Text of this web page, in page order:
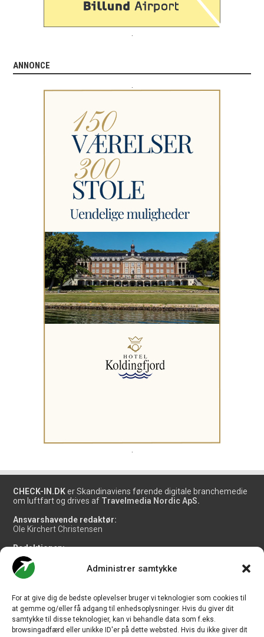
Administrer samtykke
For at give dig de bedste oplevelser bruger vi teknologier som cookies til
at gemme og/eller få adgang til enhedsoplysninger. Hvis du giver dit
samtykke til disse teknologier, kan vi behandle data som f.eks.
browsingadfærd eller unikke ID'er på dette websted. Hvis du ikke giver dit
.
ANNONCE
.
.
CHECK-IN.DK er Skandinaviens førende digitale branchemedie
om luftfart og drives af Travelmedia Nordic ApS.
Ansvarshavende redaktør:
Ole Kirchert Christensen
Redaktionen:
Christian Granhøj Skouboe
Henrik Baumgarten
Danny Longhi Andreasen
Salg og jobannoncer:
salg@travelmedianordic.com